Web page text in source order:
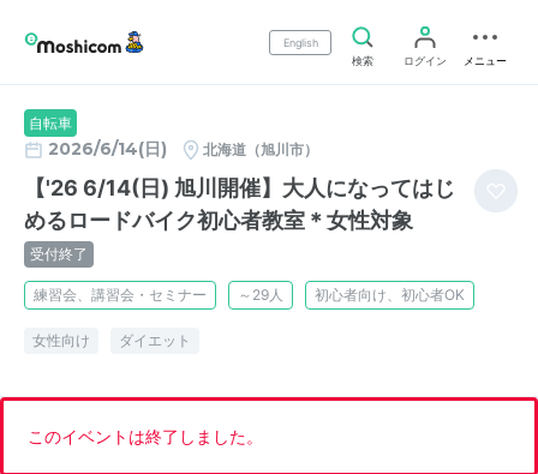
English
検索
ログイン メニュー
自転車
2026/6/14(日) 北海道（旭川市）
【'26 6/14(日) 旭川開催】大人になってはじ
めるロードバイク初心者教室＊女性対象
受付終了
練習会、講習会・セミナー ～29人 初心者向け、初心者OK
女性向け ダイエット
このイベントは終了しました。